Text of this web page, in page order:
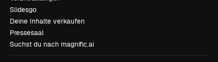
Slidesgo
Deine Inhalte verkaufen
Pressesaal
Suchst du nach magnific.ai